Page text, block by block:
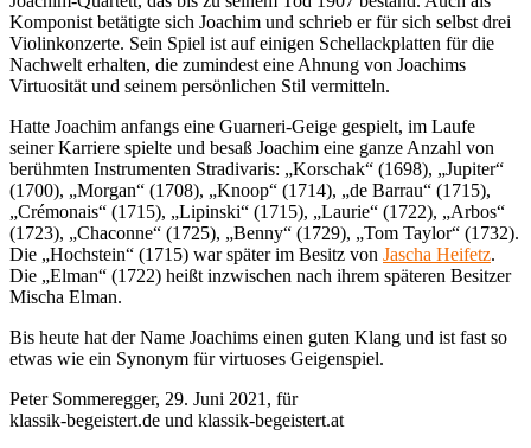
Komponist betätigte sich Joachim und schrieb er für sich selbst drei
Violinkonzerte. Sein Spiel ist auf einigen Schellackplatten für die
Nachwelt erhalten, die zumindest eine Ahnung von Joachims
Virtuosität und seinem persönlichen Stil vermitteln.
Hatte Joachim anfangs eine Guarneri-Geige gespielt, im Laufe
seiner Karriere spielte und besaß Joachim eine ganze Anzahl von
berühmten Instrumenten Stradivaris: „Korschak“ (1698), „Jupiter“
(1700), „Morgan“ (1708), „Knoop“ (1714), „de Barrau“ (1715),
„Crémonais“ (1715), „Lipinski“ (1715), „Laurie“ (1722), „Arbos“
(1723), „Chaconne“ (1725), „Benny“ (1729), „Tom Taylor“ (1732).
Die „Hochstein“ (1715) war später im Besitz von Jascha Heifetz.
Die „Elman“ (1722) heißt inzwischen nach ihrem späteren Besitzer
Mischa Elman.
Bis heute hat der Name Joachims einen guten Klang und ist fast so
etwas wie ein Synonym für virtuoses Geigenspiel.
Peter Sommeregger, 29. Juni 2021, für
klassik-begeistert.de und klassik-begeistert.at